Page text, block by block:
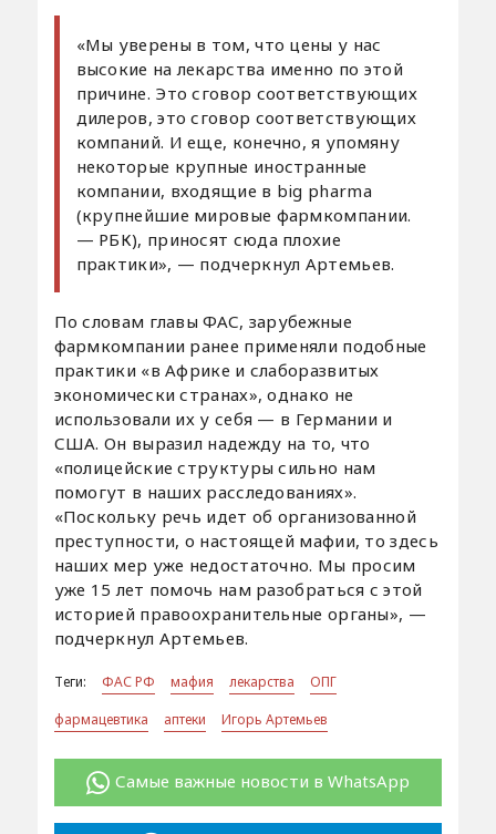
«Мы уверены в том, что цены у нас
высокие на лекарства именно по этой
причине. Это сговор соответствующих
дилеров, это сговор соответствующих
компаний. И еще, конечно, я упомяну
некоторые крупные иностранные
компании, входящие в big pharma
(крупнейшие мировые фармкомпании.
— РБК), приносят сюда плохие
практики», — подчеркнул Артемьев.
По словам главы ФАС, зарубежные
фармкомпании ранее применяли подобные
практики «в Африке и слаборазвитых
экономически странах», однако не
использовали их у себя — в Германии и
США. Он выразил надежду на то, что
«полицейские структуры сильно нам
помогут в наших расследованиях».
«Поскольку речь идет об организованной
преступности, о настоящей мафии, то здесь
наших мер уже недостаточно. Мы просим
уже 15 лет помочь нам разобраться с этой
историей правоохранительные органы», —
подчеркнул Артемьев.
Теги: ФАС РФ мафия лекарства
ОПГ
фармацевтика
аптеки Игорь Артемьев
Самые важные новости в WhatsApp